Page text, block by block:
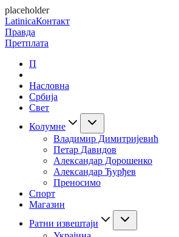
placeholder
LatinicaКонтакт
Правда
Претплата
П
Насловна
Србија
Свет
Колумне
Владимир Димитријевић
Петар Давидов
Александар Дорошенко
Александар Ђурђев
Преносимо
Спорт
Магазин
Ратни извештаји